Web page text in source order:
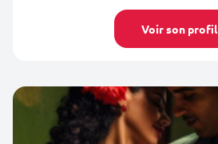
Voir son profil